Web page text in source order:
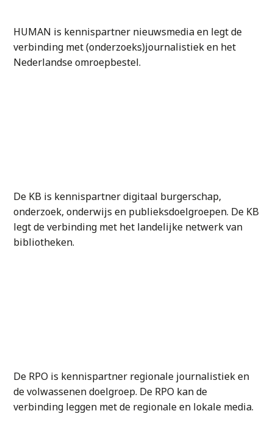
HUMAN is kennispartner nieuwsmedia en legt de
verbinding met (onderzoeks)journalistiek en het
Nederlandse omroepbestel.
De KB is kennispartner digitaal burgerschap,
onderzoek, onderwijs en publieksdoelgroepen. De KB
legt de verbinding met het landelijke netwerk van
bibliotheken.
De RPO is kennispartner regionale journalistiek en
de volwassenen doelgroep. De RPO kan de
verbinding leggen met de regionale en lokale media.